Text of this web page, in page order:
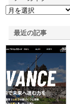
最近の記事